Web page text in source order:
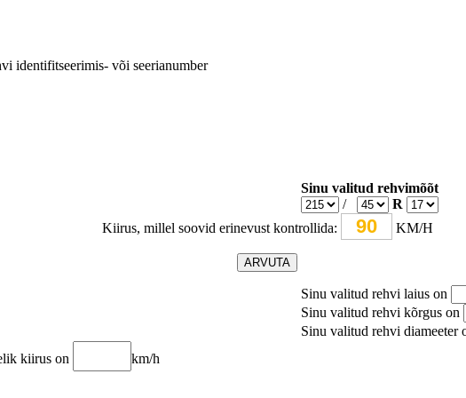
identifitseerimis- või seerianumber
Sinu valitud rehvimõõt
/
R
Kiirus, millel soovid erinevust kontrollida:
KM/H
Sinu valitud rehvi laius on
Sinu valitud rehvi kõrgus on
Sinu valitud rehvi diameeter
kiirus on km/h